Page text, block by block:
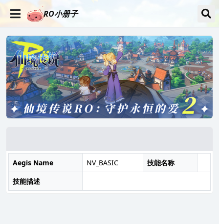
RO小册子
Aegis Name NV_BASIC
技能名称
技能描述